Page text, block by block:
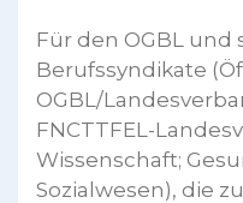
Für den OGBL
Berufssyndikate
OGBL/
FNCTTFEL-
Wissenschaft;
Sozialwesen), die